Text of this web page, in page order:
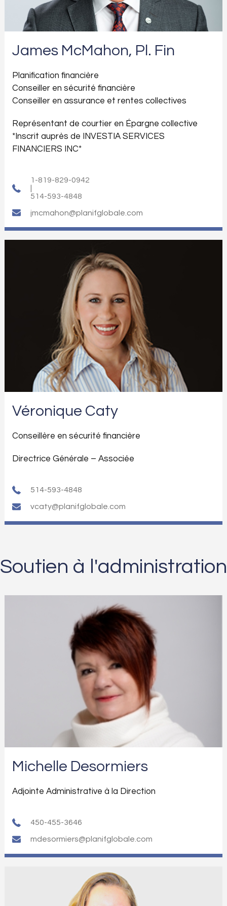
James McMahon, Pl. Fin
Planification financière
Conseiller en sécurité financière
Conseiller en assurance et rentes collectives
Représentant de courtier en Épargne collective
*Inscrit auprès de INVESTIA SERVICES
FINANCIERS INC*
1-819-829-0942
514-593-4848
jmcmahon@planifglobale.com
Véronique Caty
Conseillère en sécurité financière
Directrice Générale – Associée
514-593-4848
vcaty@planifglobale.com
Soutien à l'administration
Michelle Desormiers
Adjointe Administrative à la Direction
450-455-3646
mdesormiers@planifglobale.com